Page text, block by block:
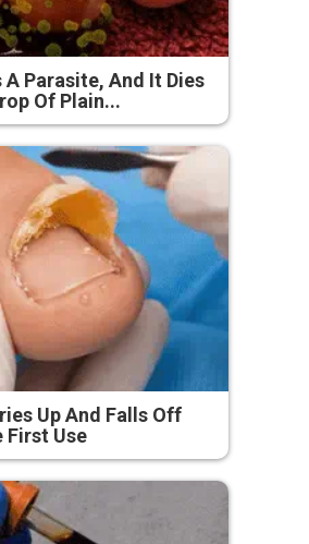
A Parasite, And It Dies
Of Plain...
Up And Falls Off
First Use